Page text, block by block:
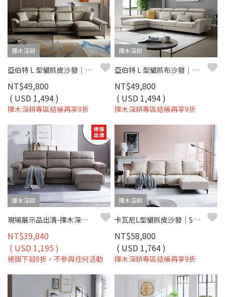
擇木深耕
亞伯特 L 型貓抓皮沙發｜防刮耐磨 × 好清潔 × 穩定高支撐 – 擇木深耕
NT$49,800
( USD 1,494 )
擇木深耕專區結帳再享9折
擇木深耕
亞伯特 L 型貓抓布沙發｜防潑水貓抓布 × 移動式腳椅 × 獨立筒坐墊 – 擇木深耕
NT$49,800
( USD 1,494 )
擇木深耕專區結帳再享9折
擇木深耕
現場展示品出清-擇木深耕-伯頓L型收納貓抓皮沙發
NT$39,840
( USD 1,195 )
絕版下殺8折，不參與任何活動
擇木深耕
卡瓦尼L型貓抓皮沙發｜SGS貓抓皮×獨立筒坐墊×可移動背靠 – 擇木深耕
NT$58,800
( USD 1,764 )
擇木深耕專區結帳再享9折